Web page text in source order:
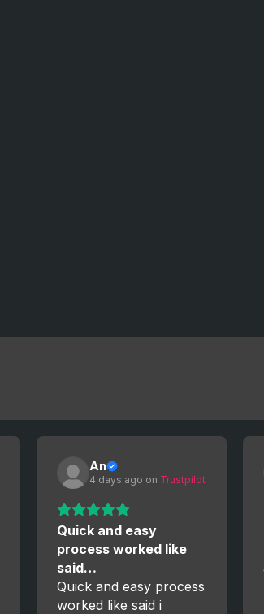
An
4 days ago on Trustpilot
Quick and easy
process worked like
said…
Quick and easy process
worked like said i